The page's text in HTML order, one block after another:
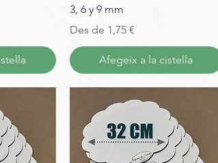
3, 6 y 9 mm
Des de 1,75 €
Preu d'oferta
Afegeix a la cistella